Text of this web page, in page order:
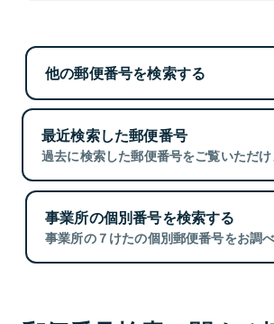
他の郵便番号を検索する
最近検索した郵便番号
過去に検索した郵便番号をご覧いただけ
事業所の個別番号を検索する
事業所の７けたの個別郵便番号をお調べ